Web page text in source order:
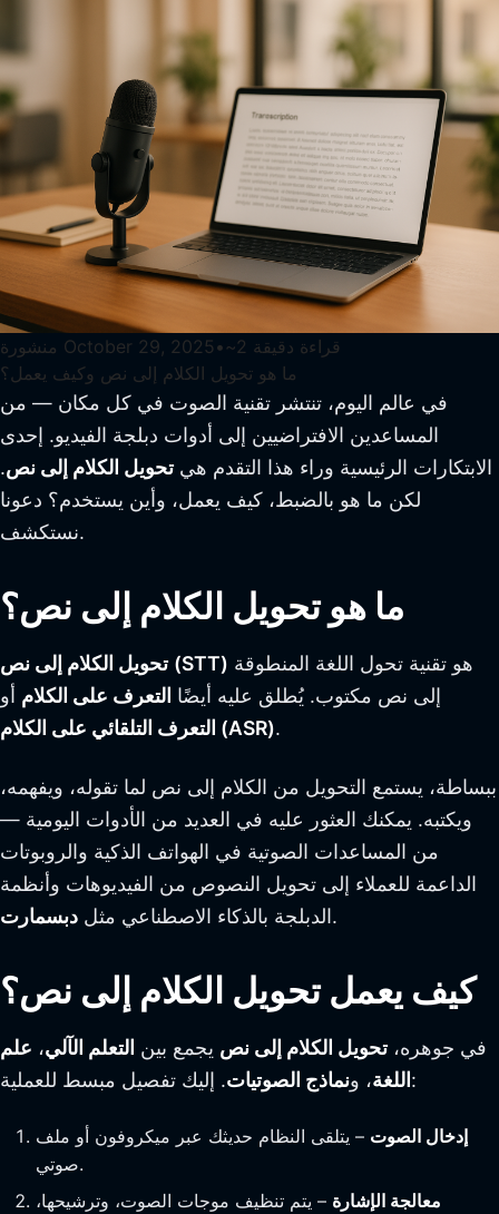
منشورة October 29, 2025 • ~2 قراءة دقيقة
ما هو تحويل الكلام إلى نص وكيف يعمل؟
في عالم اليوم، تنتشر تقنية الصوت في كل مكان — من
المساعدين الافتراضيين إلى أدوات دبلجة الفيديو. إحدى
الابتكارات الرئيسية وراء هذا التقدم هيتحويل الكلام إلى نص.
لكن ما هو بالضبط، كيف يعمل، وأين يستخدم؟ دعونا
نستكشف.
ما هو تحويل الكلام إلى نص؟
تحويل الكلام إلى نص (STT)
إلى نص مكتوب. يُطلق عليه أيضًا التعرف على الكلام أو
التعرف التلقائي على الكلام (ASR).
ببساطة، يستمع التحويل من الكلام إلى نص لما تقوله، ويفهمه،
ويكتبه. يمكنك العثور عليه في العديد من الأدوات اليومية —
من المساعدات الصوتية في الهواتف الذكية والروبوتات
الداعمة للعملاء إلى تحويل النصوص من الفيديوهات وأنظمة
الدبلجة بالذكاء الاصطناعي مثل دبسمارت .
كيف يعمل تحويل الكلام إلى نص؟
في جوهره،تحويل الكلام إلى نص يجمع بين التعلم الآلي، علم
اللغة، ونماذج الصوتيات . إليك تفصيل مبسط للعملية:
إدخال الصوت – يتلقى النظام حديثك عبر ميكروفون أو ملف
صوتي.
معالجة الإشارة – يتم تنظيف موجات الصوت، وترشيحها،